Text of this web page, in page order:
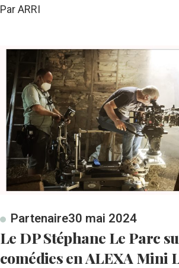
Par ARRI
Partenaire30 mai 2024
Le DP Stéphane Le Parc
comédies en ALEXA Mini